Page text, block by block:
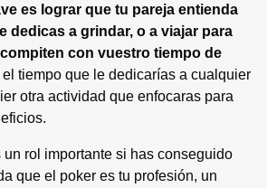
es lograr que tu pareja entienda
dedicas a grindar, o a viajar para
con vuestro tiempo de
tiempo que le dedicarías a cualquier
otra actividad que enfocaras para
rol importante si has conseguido
que el poker es tu profesión, un